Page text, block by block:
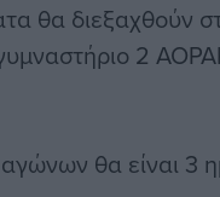
θα διεξαχθούν
2
θα είναι 3